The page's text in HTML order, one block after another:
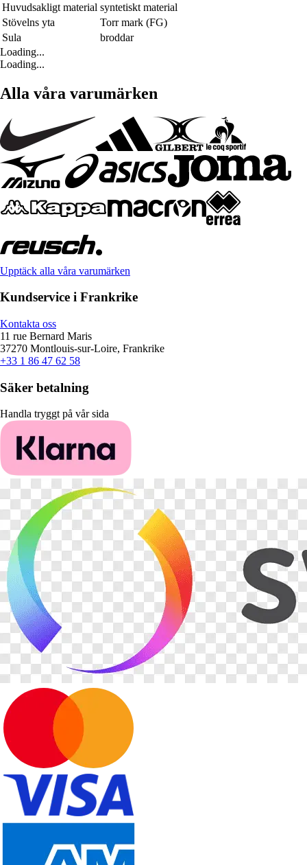
Huvudsakligt material syntetiskt material
Stövelns yta
Torr mark (FG)
Sula
broddar
Loading...
Loading...
Alla våra varumärken
Upptäck alla våra varumärken
Kundservice i Frankrike
Kontakta oss
11 rue Bernard Maris
37270 Montlouis-sur-Loire, Frankrike
+33 1 86 47 62 58
Säker betalning
Handla tryggt på vår sida